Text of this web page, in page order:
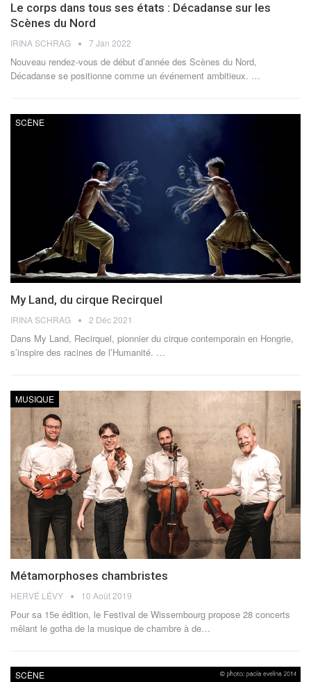
Le corps dans tous ses états : Décadanse sur les
Scènes du Nord
IRINA SCHRAG 7 Jan 2022
Nouveau rendez-vous de début d’année des Scènes du Nord,
Décadanse se positionne comme un événement ambitieux. …
SCÈNE
My Land, du cirque Recirquel
IRINA SCHRAG 2 Déc 2021
Dans My Land, Recirquel, pionnier du cirque contemporain en Hongrie,
s’inspire des racines de l’Humanité. …
MUSIQUE
Métamorphoses chambristes
HERVÉ LÉVY 10 Août 2019
Pour sa 15e édition, le Festival de Wissembourg propose 28 concerts
mêlant le gotha de la musique de chambre à de…
SCÈNE